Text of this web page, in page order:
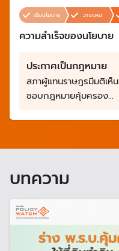
เริ่มนโยบาย วางแผน
ความสำเร็จของนโยบาย
ประกาศเป็นกฎหมาย
สภาผู้แทนราษฎรมีมติเห็น
ชอบกฎหมายคุ้มครอง
บทความ